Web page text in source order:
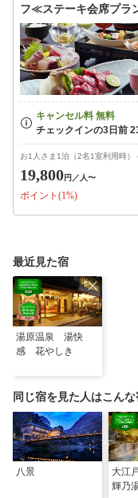
フ≪ステーキ会席プラ
お1人さま1泊（2名1室利用時）
19,800円 ／人〜
ポイント(1%)
最近見た宿
湯原温泉 湯快
感 花やしき
同じ宿を見た人はこん
八景
大江
輝乃